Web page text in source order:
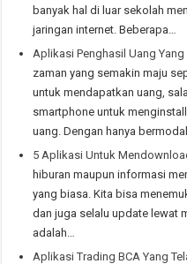
banyak hal di luar sekolah
jaringan internet. Beberapa…
Aplikasi Penghasil Uang
zaman yang semakin maju
untuk mendapatkan uang,
smartphone untuk
uang. Dengan hanya
5 Aplikasi Untuk
hiburan maupun informasi
yang biasa. Kita bisa
dan juga selalu update lewat
adalah…
Aplikasi Trading BCA Yang